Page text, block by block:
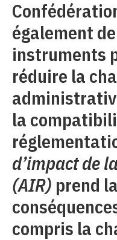
également
instruments
réduire la
la
d’impact de
(AIR) prend
compris la